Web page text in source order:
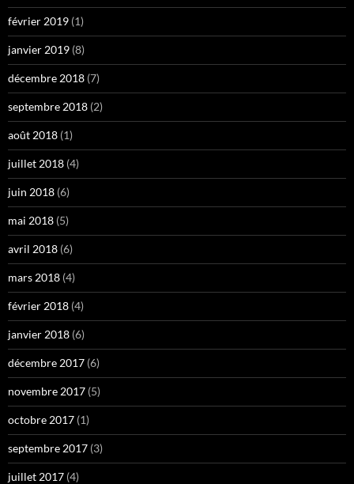
février 2019 (1)
janvier 2019 (8)
décembre 2018 (7)
septembre 2018 (2)
août 2018 (1)
juillet 2018 (4)
juin 2018 (6)
mai 2018 (5)
avril 2018 (6)
mars 2018 (4)
février 2018 (4)
janvier 2018 (6)
décembre 2017 (6)
novembre 2017 (5)
octobre 2017 (1)
septembre 2017 (3)
juillet 2017 (4)